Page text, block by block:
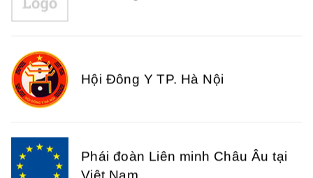
Hội Đông Y TP. Hà Nội
Phái đoàn Liên minh Châu Âu tại
Việt Nam